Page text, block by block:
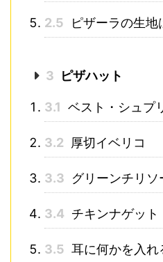
2.5 ピザーラの生地
3 ピザハット
3.1 ベスト・シュプ
3.2 厚切イベリコ
3.3 グリーンチリソ
3.4 チキンナゲット
3.5 耳に何かを入